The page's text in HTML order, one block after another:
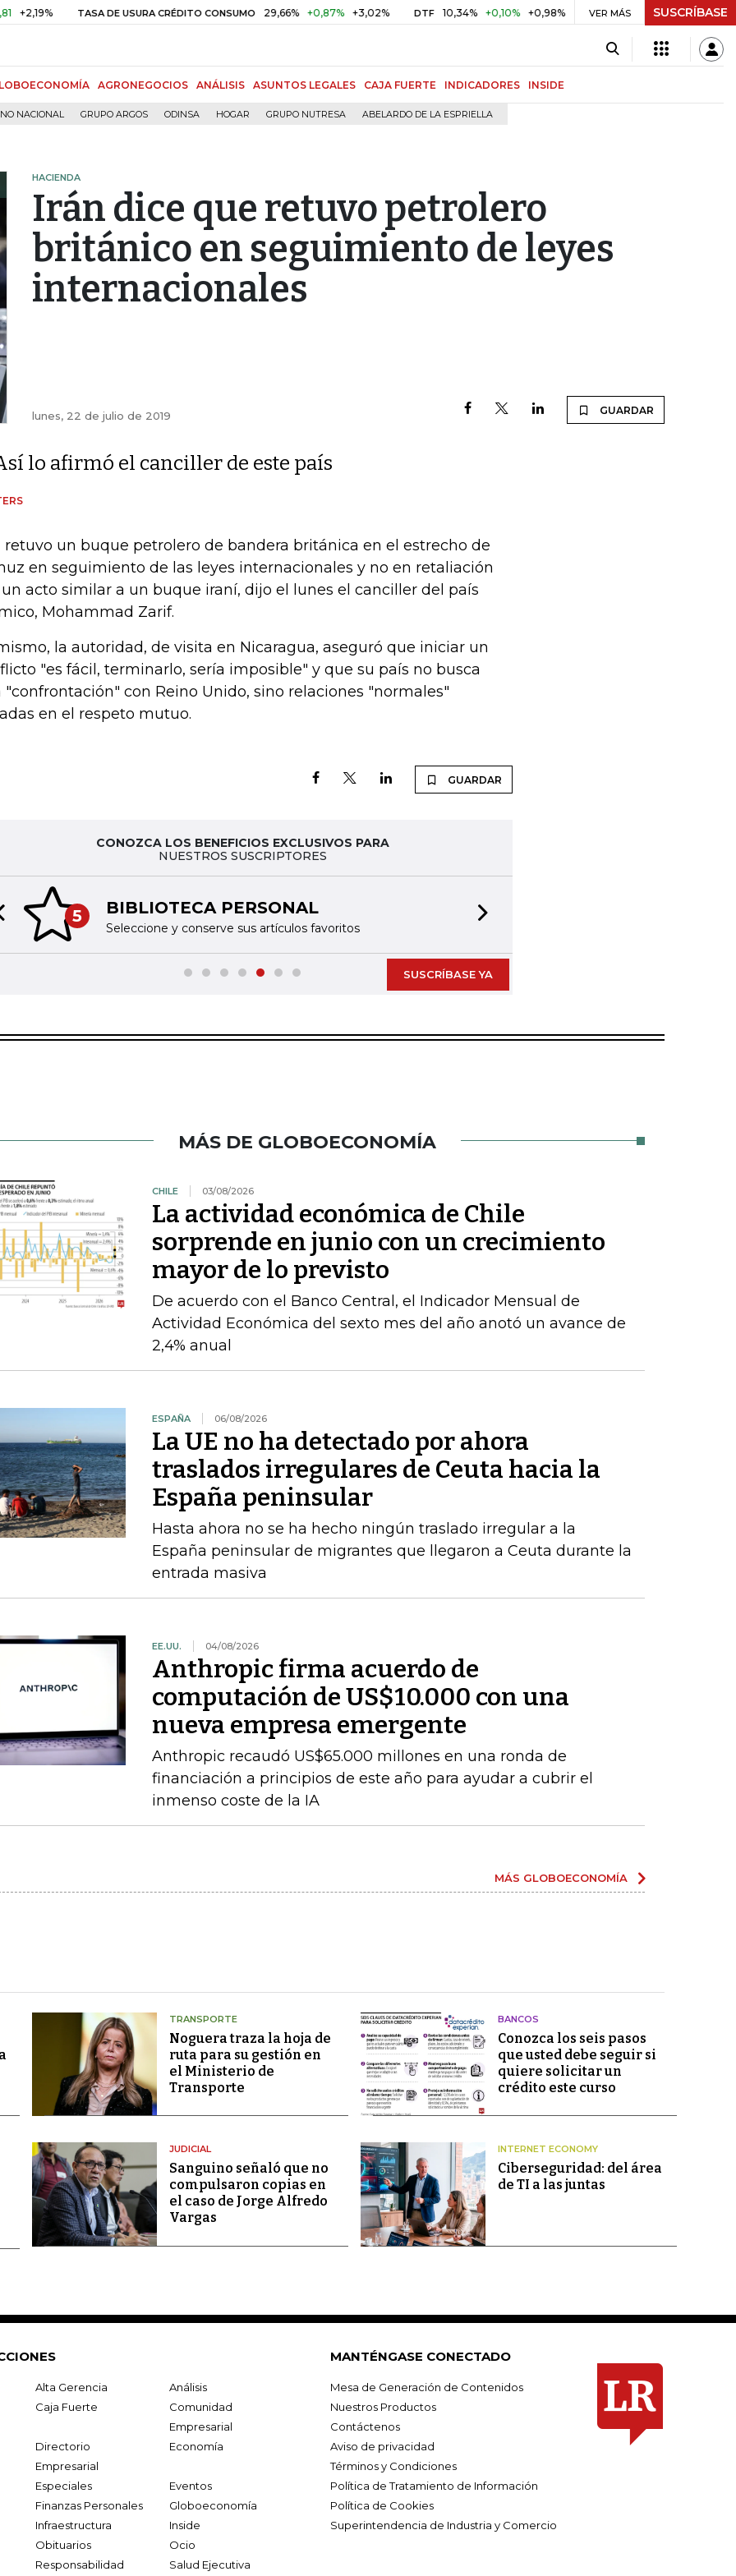
TASA DE USURA CRÉDITO CONSUMO 29,66% +0,87% +3,02% DTF 10,34% +0,10% +0,98% UVR $ 416,91 +$ 0,05 +0,01%
VER MÁS SUSCRÍBASE
AGRONEGOCIOS ANÁLISIS ASUNTOS LEGALES CAJA FUERTE INDICADORES INSIDE
NACIONAL GRUPO ARGOS ODINSA HOGAR GRUPO NUTRESA ABELARDO DE LA ESPRIELLA
HACIENDA
Irán dice que retuvo petrolero
británico en seguimiento de leyes
internacionales
lunes, 22 de julio de 2019 GUARDAR
lo afirmó el canciller de este país
retuvo un buque petrolero de bandera británica en el estrecho de
en seguimiento de las leyes internacionales y no en retaliación
acto similar a un buque iraní, dijo el lunes el canciller del país
Mohammad Zarif.
la autoridad, de visita en Nicaragua, aseguró que iniciar un
"es fácil, terminarlo, sería imposible" y que su país no busca
"confrontación" con Reino Unido, sino relaciones "normales"
en el respeto mutuo.
GUARDAR
CONOZCA LOS BENEFICIOS EXCLUSIVOS PARA
NUESTROS SUSCRIPTORES
5 BIBLIOTECA PERSONAL
Seleccione y conserve sus artículos favoritos
slide
SUSCRÍBASE YA
MÁS DE GLOBOECONOMÍA
CHILE 03/08/2026
La actividad económica de Chile
sorprende en junio con un crecimiento
mayor de lo previsto
De acuerdo con el Banco Central, el Indicador Mensual de
Actividad Económica del sexto mes del año anotó un avance de
2,4% anual
ESPAÑA 06/08/2026
La UE no ha detectado por ahora
traslados irregulares de Ceuta hacia la
España peninsular
Hasta ahora no se ha hecho ningún traslado irregular a la
España peninsular de migrantes que llegaron a Ceuta durante la
entrada masiva
EE.UU. 04/08/2026
Anthropic firma acuerdo de
computación de US$10.000 con una
nueva empresa emergente
Anthropic recaudó US$65.000 millones en una ronda de
financiación a principios de este año para ayudar a cubrir el
inmenso coste de la IA
MÁS GLOBOECONOMÍA
TRANSPORTE
Noguera traza la hoja de
ruta para su gestión en
el Ministerio de
Transporte
BANCOS
Conozca los seis pasos
que usted debe seguir si
quiere solicitar un
crédito este curso
JUDICIAL
Sanguino señaló que no
compulsaron copias en
el caso de Jorge Alfredo
Vargas
INTERNET ECONOMY
Ciberseguridad: del área
de TI a las juntas
Alta Gerencia
Análisis
Caja Fuerte
Comunidad
Empresarial
Directorio
Empresarial
Economía
Especiales
Eventos
Finanzas Personales
Globoeconomía
Infraestructura
Inside
Obituarios
Ocio
Responsabilidad Salud Ejecutiva
MANTÉNGASE CONECTADO
Mesa de Generación de Contenidos
Nuestros Productos
Contáctenos
Aviso de privacidad
Términos y Condiciones
Política de Tratamiento de Información
Política de Cookies
Superintendencia de Industria y Comercio